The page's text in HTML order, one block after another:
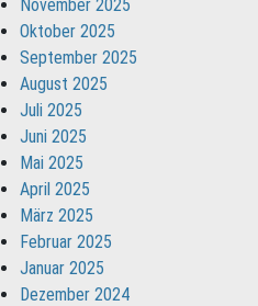
November 2025
Oktober 2025
September 2025
August 2025
Juli 2025
Juni 2025
Mai 2025
April 2025
März 2025
Februar 2025
Januar 2025
Dezember 2024